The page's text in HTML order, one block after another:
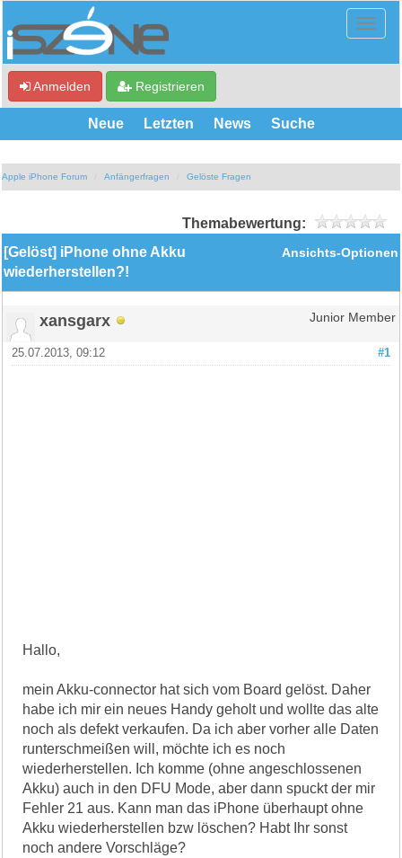
Anmelden Registrieren
Neue Letzten News Suche
Apple iPhone Forum Anfängerfragen Gelöste Fragen
Themabewertung:
Ansichts-Optionen
[Gelöst] iPhone ohne Akku
wiederherstellen?!
xansgarx Junior Member
#1
25.07.2013, 09:12
Hallo,
mein Akku-connector hat sich vom Board gelöst. Daher
habe ich mir ein neues Handy geholt und wollte das alte
noch als defekt verkaufen. Da ich aber vorher alle Daten
runterschmeißen will, möchte ich es noch
wiederherstellen. Ich komme (ohne angeschlossenen
Akku) auch in den DFU Mode, aber dann spuckt der mir
Fehler 21 aus. Kann man das iPhone überhaupt ohne
Akku wiederherstellen bzw löschen? Habt Ihr sonst
noch andere Vorschläge?